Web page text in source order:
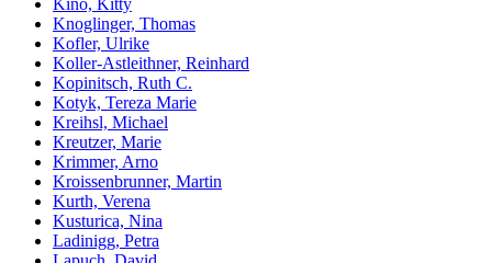
Knoglinger, Thomas
Kofler, Ulrike
Koller-Astleithner, Reinhard
Kopinitsch, Ruth C.
Kotyk, Tereza Marie
Kreihsl, Michael
Kreutzer, Marie
Krimmer, Arno
Kroissenbrunner, Martin
Kurth, Verena
Kusturica, Nina
Ladinigg, Petra